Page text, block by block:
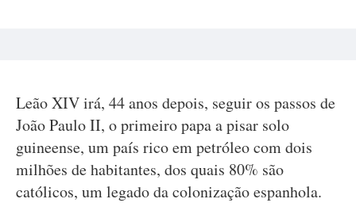
Leão XIV irá, 44 anos depois, seguir os passos de
João Paulo II, o primeiro papa a pisar solo
guineense, um país rico em petróleo com dois
milhões de habitantes, dos quais 80% são
católicos, um legado da colonização espanhola.